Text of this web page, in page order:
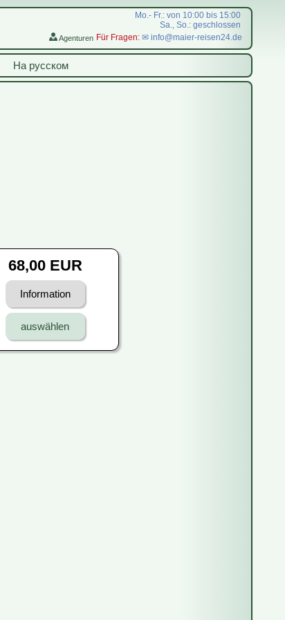
Mo.- Fr.: von 10:00 bis 15:00
Sa., So.: geschlossen
Agenturen Für Fragen: ✉ info@maier-reisen24.de
На русском
68,00 EUR
Information